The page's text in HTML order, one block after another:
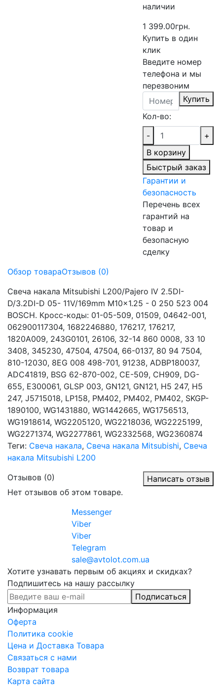
наличии
1 399.00грн.
Купить в один
клик
Введите номер
телефона и мы
перезвоним
Купить
Кол-во:
-
+
В корзину
Быстрый заказ
Гарантии и
безопасность
Перечень всех
гарантий на
товар и
безопасную
сделку
Обзор товараОтзывов (0)
Свеча накала Mitsubishi L200/Pajero IV 2.5DI-
D/3.2DI-D 05- 11V/169mm M10x1.25 - 0 250 523 004
BOSCH. Кросс-коды: 01-05-509, 01509, 04642-001,
062900117304, 1682246880, 176217, 176217,
1820A009, 243G0101, 26106, 32-14 860 0008, 33 10
3408, 345230, 47504, 47504, 66-0137, 80 94 7504,
810-12030, 8EG 008 498-701, 91238, ADBP180037,
ADC41819, BSG 62-870-002, CE-509, CH909, DG-
655, E300061, GLSP 003, GN121, GN121, H5 247, H5
247, J5715018, LP158, PM402, PM402, PM402, SKGP-
1890100, WG1431880, WG1442665, WG1756513,
WG1918614, WG2205120, WG2218036, WG2225199,
WG2271374, WG2277861, WG2332568, WG2360874
Теги: Свеча накала, Свеча накала Mitsubishi, Свеча
накала Mitsubishi L200
Отзывов (0)
Написать отзыв
Нет отзывов об этом товаре.
Messenger
Viber
Viber
Telegram
sale@avtolot.com.ua
Хотите узнавать первым об акциях и скидках?
Подпишитесь на нашу рассылку
Подписаться
Информация
Оферта
Политика cookie
Цена и Доставка Товара
Связаться с нами
Возврат товара
Карта сайта